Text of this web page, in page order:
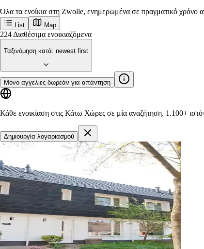
Όλα τα ενοίκια στη Zwolle, ενημερωμένα σε πραγματικό χρόνο
List Map
Δείτε πρώτοι τις νέες αγγελίες στην Zwolle
Amsterdam Rotterdam Groningen Utrecht Den-haag
Ξεκινήστε
224 Διαθέσιμα ενοικιαζόμενα
Ταξινόμηση κατά:newest first
Μόνο αγγελίες δωρεάν για απάντηση
Κάθε ενοικίαση στις Κάτω Χώρες σε μία αναζήτηση.1.100+